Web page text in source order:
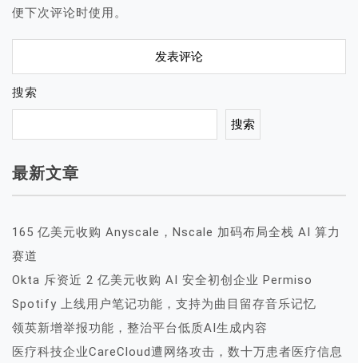
便下次评论时使用。
搜索
搜索
最新文章
165 亿美元收购 Anyscale，Nscale 加码布局全栈 AI 算力
赛道
Okta 斥资近 2 亿美元收购 AI 安全初创企业 Permiso
Spotify 上线用户笔记功能，支持为曲目留存音乐记忆
领英新增举报功能，整治平台低质AI生成内容
医疗科技企业CareCloud遭网络攻击，数十万患者医疗信息